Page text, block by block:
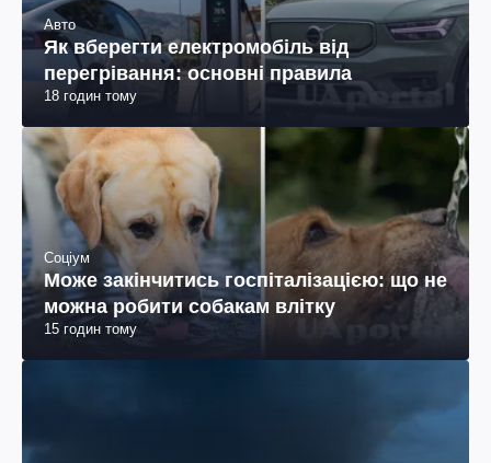
Авто
Як вберегти електромобіль від
перегрівання: основні правила
18 годин тому
Соціум
Може закінчитись госпіталізацією: що не
можна робити собакам влітку
15 годин тому